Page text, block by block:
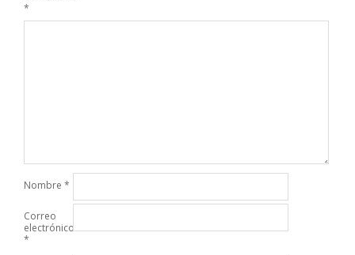
*
Nombre *
Correo
electrónico
*